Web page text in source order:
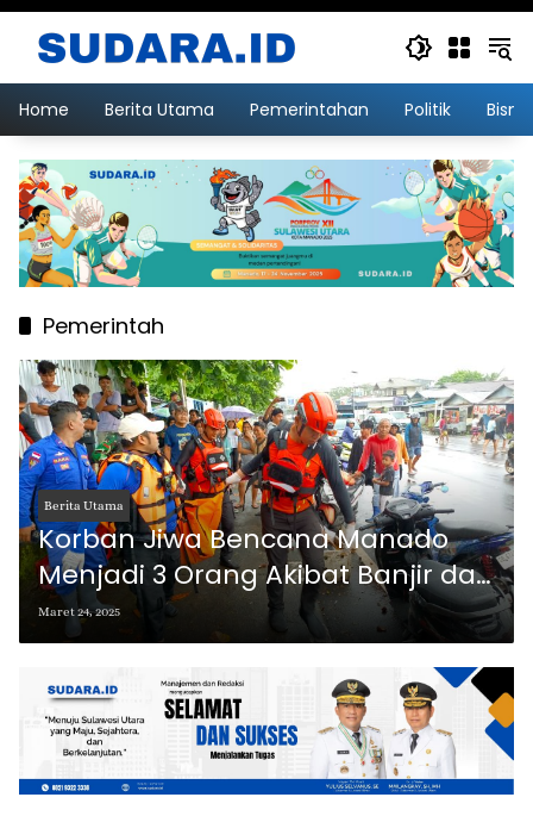
Home Berita Utama Pemerintahan Politik
Pemerintah
Berita Utama
Korban Jiwa Bencana Manado
Menjadi 3 Orang Akibat Banjir dan
Longsor, 3.837 Warga Mengungsi
Maret 24, 2025